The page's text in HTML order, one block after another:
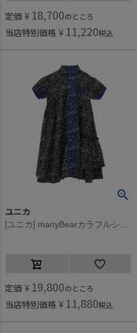
定価 ¥ 18,700のところ
当店特別価格 ¥ 11,220税込
ユニカ
定価 ¥ 19,800のところ
当店特別価格 ¥ 11,880税込